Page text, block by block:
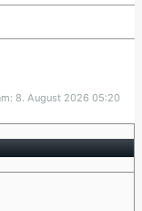
8. August 2026 05:20